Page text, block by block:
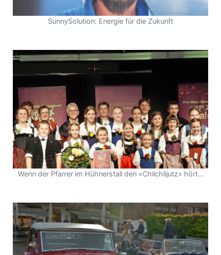
SunnySolution: Energie für die Zukunft
Wenn der Pfarrer im Hühnerstall den «Chilchlijutz» hört…